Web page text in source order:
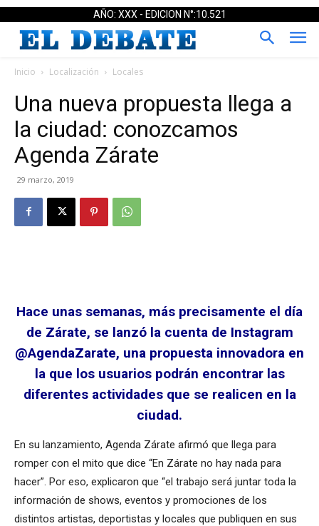
AÑO: XXX - EDICION N°:10.521
Inicio Localización Locales
Una nueva propuesta llega a
la ciudad: conozcamos
Agenda Zárate
29 marzo, 2019
Hace unas semanas, más precisamente el día
de Zárate, se lanzó la cuenta de Instagram
@AgendaZarate, una propuesta innovadora en
la que los usuarios podrán encontrar las
diferentes actividades que se realicen en la
ciudad.
En su lanzamiento, Agenda Zárate afirmó que llega para
romper con el mito que dice “En Zárate no hay nada para
hacer”. Por eso, explicaron que “el trabajo será juntar toda la
información de shows, eventos y promociones de los
distintos artistas, deportistas y locales que publiquen en sus